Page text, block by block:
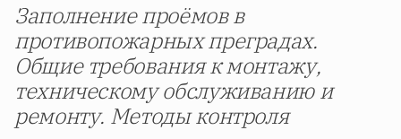
Заполнение проёмов в
противопожарных преградах.
Общие требования к монтажу,
техническому обслуживанию и
ремонту. Методы контроля